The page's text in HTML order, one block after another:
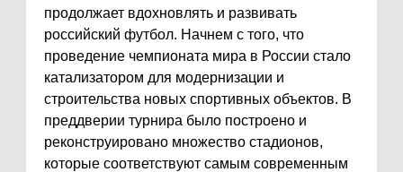
продолжает вдохновлять и развивать
российский футбол. Начнем с того, что
проведение чемпионата мира в России стало
катализатором для модернизации и
строительства новых спортивных объектов. В
преддверии турнира было построено и
реконструировано множество стадионов,
которые соответствуют самым современным